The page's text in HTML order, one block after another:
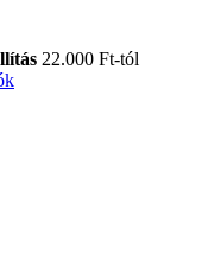
22.000 Ft-tól